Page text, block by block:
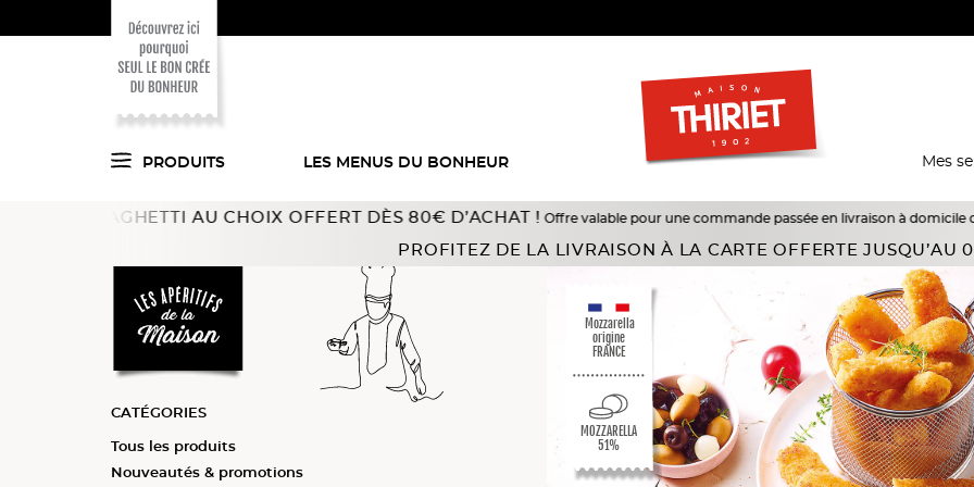
PRODUITS LES MENUS DU BONHEUR Mes
Voici ce que l'on
a trouvé pour vous
en cuisine !
AU CHOIX OFFERT DÈS 80€ D’ACHAT !Offre valable pour une commande passée en livraison à domicile du 18/07
PROFITEZ DE LA LIVRAISON À LA CARTE OFFERTE JUSQU’AU
CATÉGORIES
Tous les produits
Nouveautés & promotions
Mozzarella
origine
FRANCE
MOZZARELLA
51%